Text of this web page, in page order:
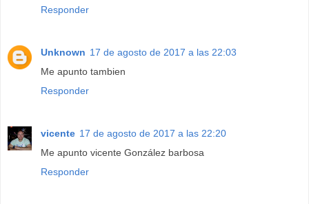
Responder
Unknown 17 de agosto de 2017 a las 22:03
Me apunto tambien
Responder
vicente 17 de agosto de 2017 a las 22:20
Me apunto vicente González barbosa
Responder